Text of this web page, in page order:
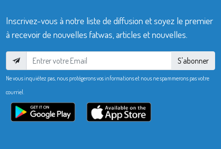
Inscrivez-vous à notre liste de diffusion et soyez le premier
à recevoir de nouvelles fatwas, articles et nouvelles.
S'abonner
Ne vous inquiétez pas, nous protégerons vos informations et nous ne spammerons pas votre
courriel.